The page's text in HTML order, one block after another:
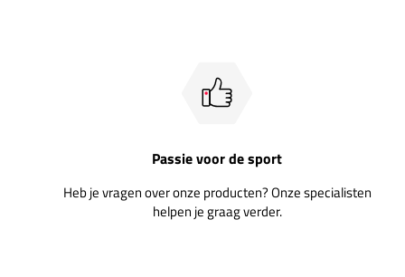
Passie voor de sport
Heb je vragen over onze producten? Onze specialisten
helpen je graag verder.